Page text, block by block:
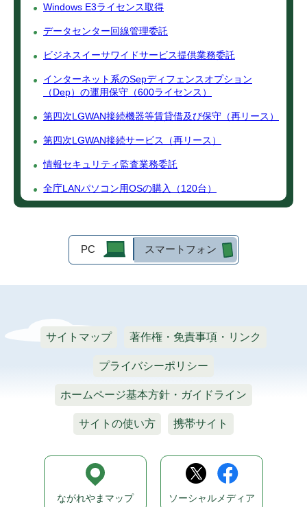
Windows E3ライセンス取得
データセンター回線管理委託
ビジネスイーサワイドサービス提供業務委託
インターネット系のSepディフェンスオプション
（Dep）の運用保守（600ライセンス）
第四次LGWAN接続機器等賃貸借及び保守（再リース）
第四次LGWAN接続サービス（再リース）
情報セキュリティ監査業務委託
全庁LANパソコン用OSの購入（120台）
PC スマートフォン
サイトマップ 著作権・免責事項・リンク
プライバシーポリシー
ホームページ基本方針・ガイドライン
サイトの使い方 携帯サイト
ながれやまマップ ソーシャルメディア